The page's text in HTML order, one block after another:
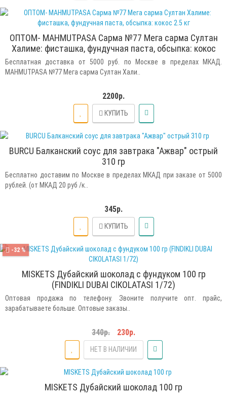
ОПТОМ- MAHMUTPASA Сарма №77 Мега сарма Султан
Халиме: фисташка, фундучная паста, обсыпка: кокос
2.5 кг
Бесплатная доставка от 5000 руб. по Москве в пределах МКАД.
MAHMUTPASA №77 Мега сарма Султан Хали..
2200р.
КУПИТЬ
BURCU Балканский соус для завтрака "Ажвар" острый
310 гр
Бесплатно доставим по Москве в пределах МКАД при заказе от 5000
рублей. (от МКАД 20 руб /к..
345р.
КУПИТЬ
-32 %
MISKETS Дубайский шоколад с фундуком 100 гр
(FINDIKLI DUBAI CIKOLATASI 1/72)
Оптовая продажа по телефону. Звоните получите опт. прайс,
зарабатываете больше. Оптовые заказы..
340р. 230р.
НЕТ В НАЛИЧИИ
MISKETS Дубайский шоколад 100 гр